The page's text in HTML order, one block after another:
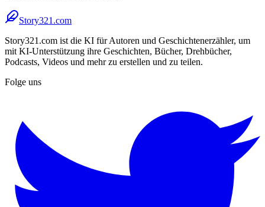
Story321.com
Story321.com ist die KI für Autoren und Geschichtenerzähler, um
mit KI-Unterstützung ihre Geschichten, Bücher, Drehbücher,
Podcasts, Videos und mehr zu erstellen und zu teilen.
Folge uns